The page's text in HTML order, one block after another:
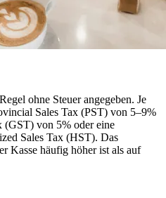
ohne Steuer angegeben. Je
Sales Tax (PST) von 5–9%
(GST) von 5% oder eine
Sales Tax (HST). Das
Kasse häufig höher ist als auf